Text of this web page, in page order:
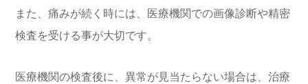
また、痛みが続く時には、医療機関での画像診断や精密
検査を受ける事が大切です。
医療機関の検査後に、異常が見当たらない場合は、治療